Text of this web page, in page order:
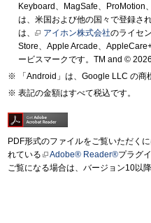
Keyboard、MagSafe、ProMotion
は、米国および他の国々で登録さ
は、
アイホン株式会社のライセ
Store、Apple Arcade、
ービスマークです。TM and ©
「Android」は、Google LLC の商
表記の金額はすべて税込です。
PDF形式のファイルをご覧いただく
れている
Adobe® Reader®プラグ
ご覧になる場合は、バージョン10以